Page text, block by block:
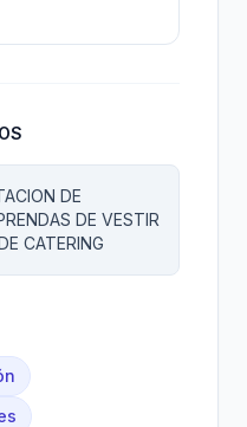
DE
DE VESTIR
CATERING